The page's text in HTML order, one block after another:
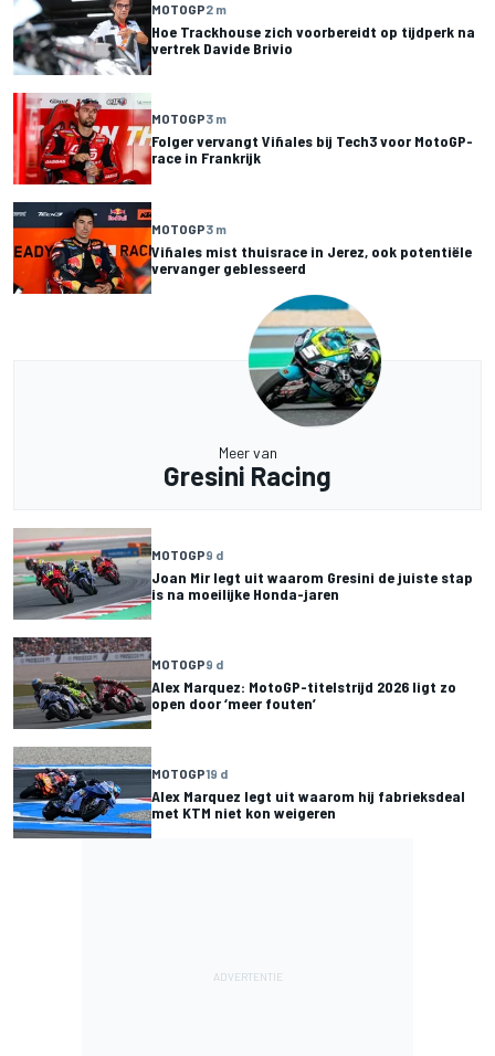
MOTOGP2 m
Hoe Trackhouse zich voorbereidt op tijdperk na
vertrek Davide Brivio
MOTOGP3 m
Folger vervangt Viñales bij Tech3 voor MotoGP-
race in Frankrijk
MOTOGP3 m
Viñales mist thuisrace in Jerez, ook potentiële
vervanger geblesseerd
Meer van
Gresini Racing
MOTOGP9 d
Joan Mir legt uit waarom Gresini de juiste stap
is na moeilijke Honda-jaren
MOTOGP9 d
Alex Marquez: MotoGP-titelstrijd 2026 ligt zo
open door ‘meer fouten’
MOTOGP19 d
Alex Marquez legt uit waarom hij fabrieksdeal
met KTM niet kon weigeren